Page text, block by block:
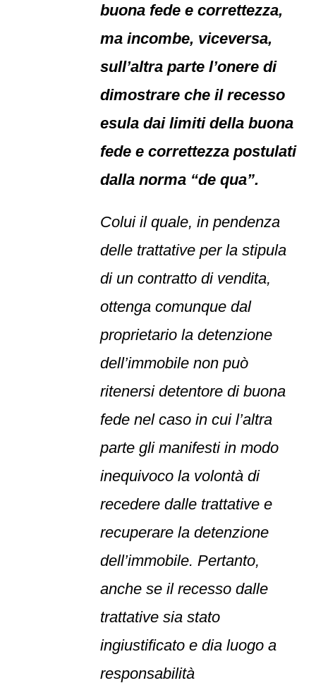
buona fede e correttezza,
ma incombe, viceversa,
sull’altra parte l’onere di
dimostrare che il recesso
esula dai limiti della buona
fede e correttezza postulati
dalla norma “de qua”.
Colui il quale, in pendenza
delle trattative per la stipula
di un contratto di vendita,
ottenga comunque dal
proprietario la detenzione
dell’immobile non può
ritenersi detentore di buona
fede nel caso in cui l’altra
parte gli manifesti in modo
inequivoco la volontà di
recedere dalle trattative e
recuperare la detenzione
dell’immobile. Pertanto,
anche se il recesso dalle
trattative sia stato
ingiustificato e dia luogo a
responsabilità